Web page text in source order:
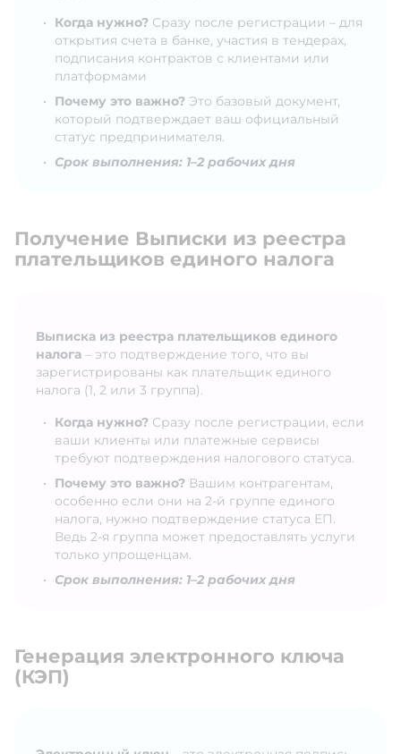
Когда нужно? Сразу после регистрации – для
открытия счета в банке, участия в тендерах,
подписания контрактов с клиентами или
платформами
Почему это важно? Это базовый документ,
который подтверждает ваш официальный
статус предпринимателя.
Срок выполнения: 1–2 рабочих дня
Получение Выписки из реестра
плательщиков единого налога
Выписка из реестра плательщиков единого
налога – это подтверждение того, что вы
зарегистрированы как плательщик единого
налога (1, 2 или 3 группа).
Когда нужно? Сразу после регистрации, если
ваши клиенты или платежные сервисы
требуют подтверждения налогового статуса.
Почему это важно? Вашим контрагентам,
особенно если они на 2-й группе единого
налога, нужно подтверждение статуса ЕП.
Ведь 2-я группа может предоставлять услуги
только упрощенцам.
Срок выполнения: 1–2 рабочих дня
Генерация электронного ключа
(КЭП)